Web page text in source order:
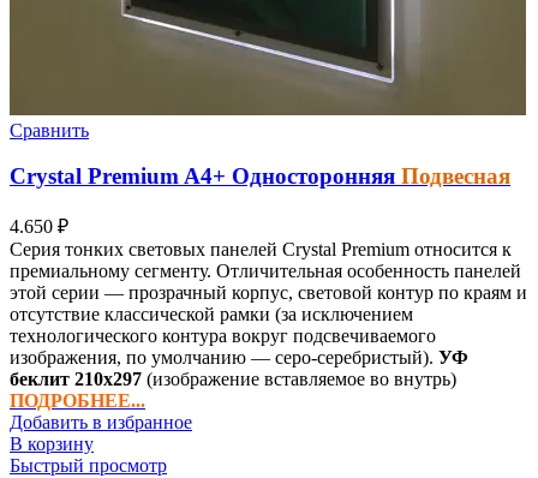
Сравнить
Crystal PremiumA4+ Односторонняя Подвесная
4.650 ₽
Серия тонких световых панелей Crystal Premium относится к
премиальному сегменту. Отличительная особенность панелей
этой серии — прозрачный корпус, световой контур по краям и
отсутствие классической рамки (за исключением
технологического контура вокруг подсвечиваемого
изображения, по умолчанию — серо-серебристый). УФ
беклит 210х297 (изображение вставляемое во внутрь)
ПОДРОБНЕЕ...
Добавить в избранное
В корзину
Быстрый просмотр